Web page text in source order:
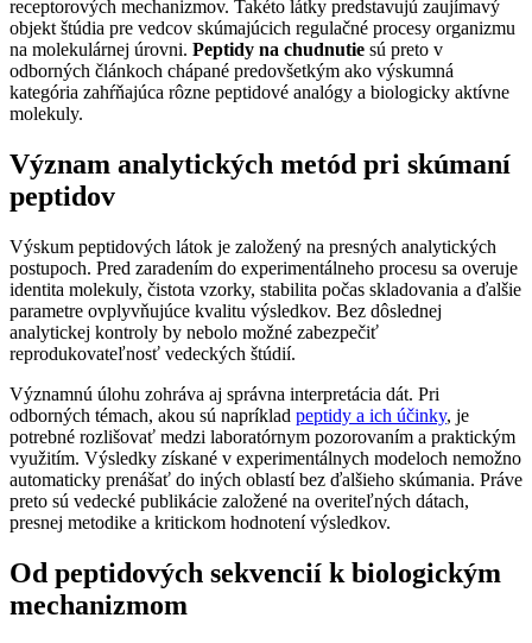
receptorových mechanizmov. Takéto látky predstavujú zaujímavý
objekt štúdia pre vedcov skúmajúcich regulačné procesy organizmu
na molekulárnej úrovni. Peptidy na chudnutie sú preto v
odborných článkoch chápané predovšetkým ako výskumná
kategória zahŕňajúca rôzne peptidové analógy a biologicky aktívne
molekuly.
Význam analytických metód pri skúmaní
peptidov
Výskum peptidových látok je založený na presných analytických
postupoch. Pred zaradením do experimentálneho procesu sa overuje
identita molekuly, čistota vzorky, stabilita počas skladovania a ďalšie
parametre ovplyvňujúce kvalitu výsledkov. Bez dôslednej
analytickej kontroly by nebolo možné zabezpečiť
reprodukovateľnosť vedeckých štúdií.
Významnú úlohu zohráva aj správna interpretácia dát. Pri
odborných témach, akou sú napríklad peptidy a ich účinky, je
potrebné rozlišovať medzi laboratórnym pozorovaním a praktickým
využitím. Výsledky získané v experimentálnych modeloch nemožno
automaticky prenášať do iných oblastí bez ďalšieho skúmania. Práve
preto sú vedecké publikácie založené na overiteľných dátach,
presnej metodike a kritickom hodnotení výsledkov.
Od peptidových sekvencií k biologickým
mechanizmom